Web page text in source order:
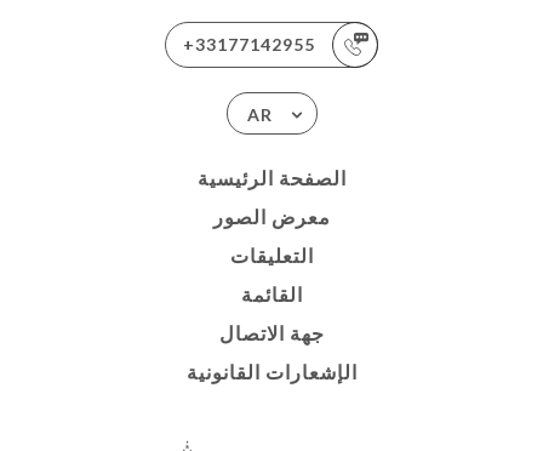
+33177142955
AR
الصفحة الرئيسية
معرض الصور
التعليقات
القائمة
جهة الاتصال
الإشعارات القانونية